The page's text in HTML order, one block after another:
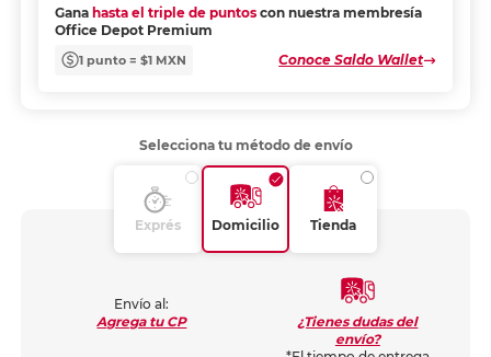
Gana hasta el triple de puntos con nuestra membresía
Office Depot Premium
1 punto = $1 MXN Conoce Saldo Wallet
Selecciona tu método de envío
Exprés Domicilio Tienda
Envío al:
Agrega tu CP
¿Tienes dudas del
envío?